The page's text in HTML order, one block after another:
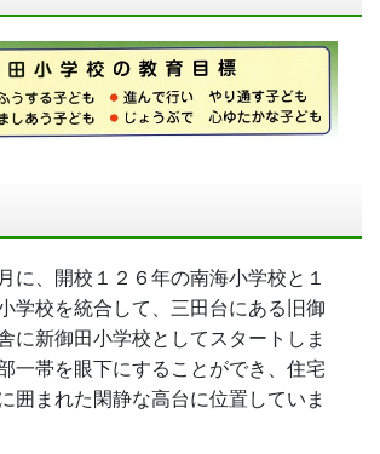
に、開校１２６年の南海小学校と１
学校を統合して、三田台にある旧御
に新御田小学校としてスタートしま
一帯を眼下にすることができ、住宅
囲まれた閑静な高台に位置していま